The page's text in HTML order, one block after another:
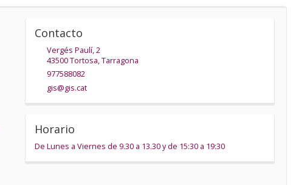
Contacto
Vergés Paulí, 2
43500Tortosa,Tarragona
977588082
gis@gis.cat
Horario
De Lunes a Viernes de 9.30 a 13.30 y de 15:30 a 19:30